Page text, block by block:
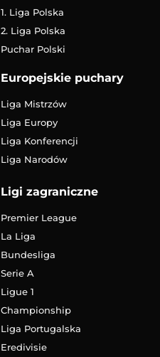
1. Liga Polska
2. Liga Polska
Puchar Polski
Europejskie puchary
Liga Mistrzów
Liga Europy
Liga Konferencji
Liga Narodów
Ligi zagraniczne
Premier League
La Liga
Bundesliga
Serie A
Ligue 1
Championship
Liga Portugalska
Eredivisie